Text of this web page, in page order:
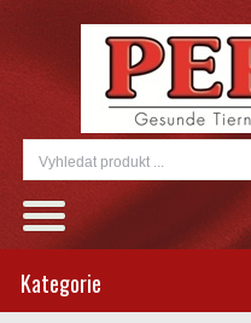
Kategorie